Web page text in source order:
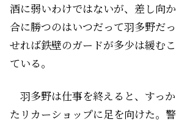
酒に弱いわけではないが、差し向
合に勝つのはいつだって羽多野だ
せれば鉄壁のガードが多少は緩む
ている。
羽多野は仕事を終えると、すっ
たリカーショップに足を向けた。